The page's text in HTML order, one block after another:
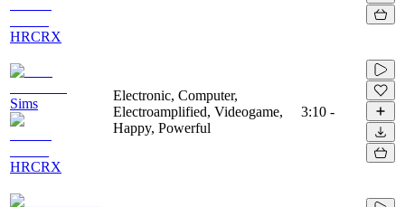
HRCRX
Sims
HRCRX
Electronic, Computer,
Electroamplified, Videogame,
Happy, Powerful
3:10 -